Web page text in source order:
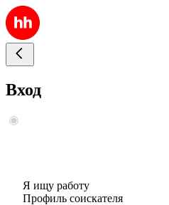
Вход
Я ищу работу
Профиль соискателя